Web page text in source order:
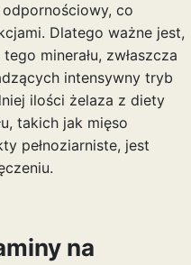
co
Dlatego ważne jest,
minerału, zwłaszcza
intensywny tryb
ilości żelaza z diety
takich jak mięso
pełnoziarniste, jest
na